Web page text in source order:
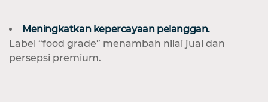
Meningkatkan kepercayaan pelanggan.
Label “food grade” menambah nilai jual dan
persepsi premium.